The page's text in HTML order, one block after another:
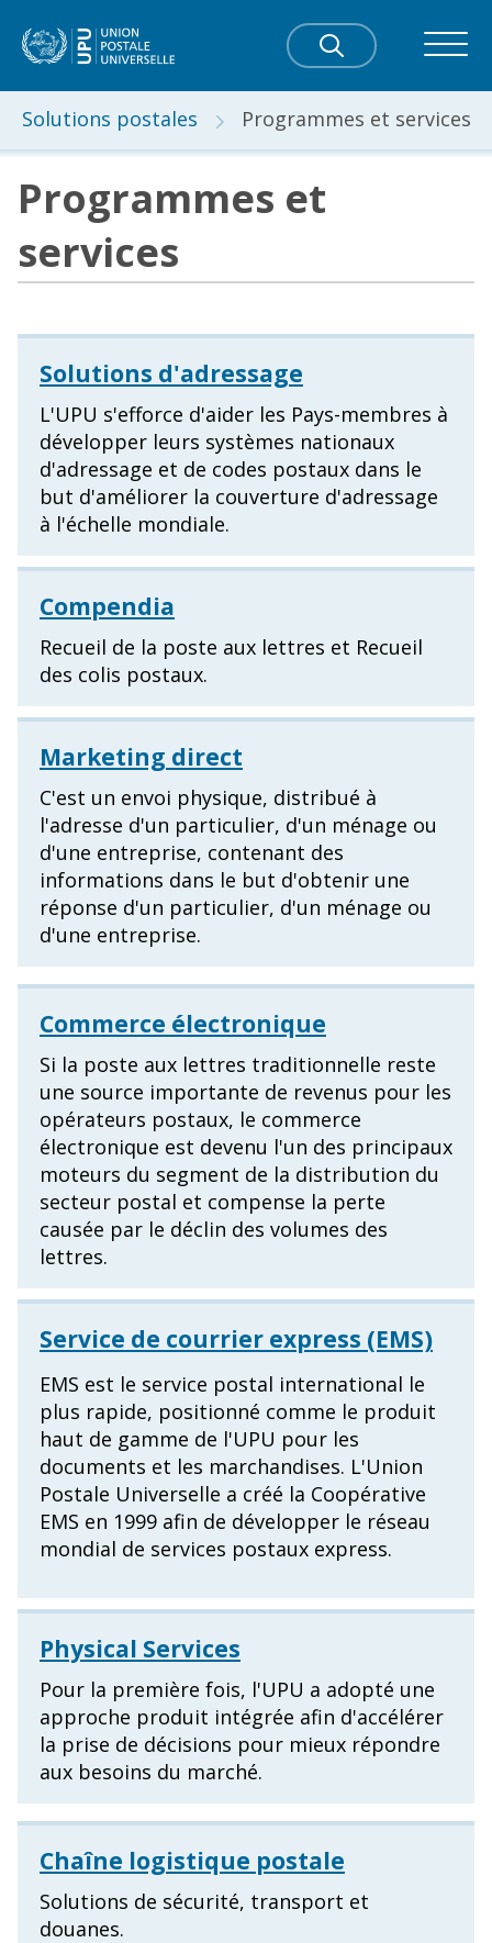
Solutions postales Programmes et services
Programmes et
services
Solutions d'adressage
L'UPU s'efforce d'aider les Pays-membres à
développer leurs systèmes nationaux
d'adressage et de codes postaux dans le
but d'améliorer la couverture d'adressage
à l'échelle mondiale.
Compendia
Recueil de la poste aux lettres et Recueil
des colis postaux.
Marketing direct
C'est un envoi physique, distribué à
l'adresse d'un particulier, d'un ménage ou
d'une entreprise, contenant des
informations dans le but d'obtenir une
réponse d'un particulier, d'un ménage ou
d'une entreprise.
Commerce électronique
Si la poste aux lettres traditionnelle reste
une source importante de revenus pour les
opérateurs postaux, le commerce
électronique est devenu l'un des principaux
moteurs du segment de la distribution du
secteur postal et compense la perte
causée par le déclin des volumes des
lettres.
Service de courrier express (EMS)
EMS est le service postal international le
plus rapide, positionné comme le produit
haut de gamme de l'UPU pour les
documents et les marchandises. L'Union
Postale Universelle a créé la Coopérative
EMS en 1999 afin de développer le réseau
mondial de services postaux express.
Physical Services
Pour la première fois, l'UPU a adopté une
approche produit intégrée afin d'accélérer
la prise de décisions pour mieux répondre
aux besoins du marché.
Chaîne logistique postale
Solutions de sécurité, transport et
douanes.